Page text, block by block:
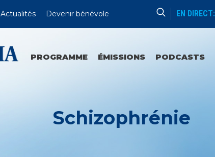
Actualités Devenir bénévole EN DIRECT:
Catéchèse Du Père Mathieu
PROGRAMME ÉMISSIONS PODCASTS
Schizophrénie